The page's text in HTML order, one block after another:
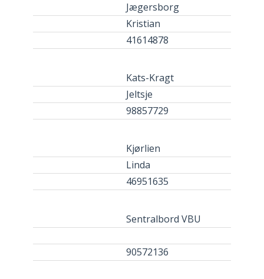
Jægersborg
Kristian
41614878
Kats-Kragt
Jeltsje
98857729
Kjørlien
Linda
46951635
Sentralbord VBU
90572136